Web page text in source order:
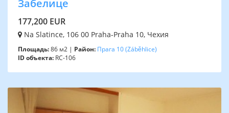
Забелице
177,200 EUR
Na Slatince, 106 00 Praha-Praha 10, Чехия
Площадь:86 м2 | Район: Прага 10(Záběhlice)
ID объекта: RC-106